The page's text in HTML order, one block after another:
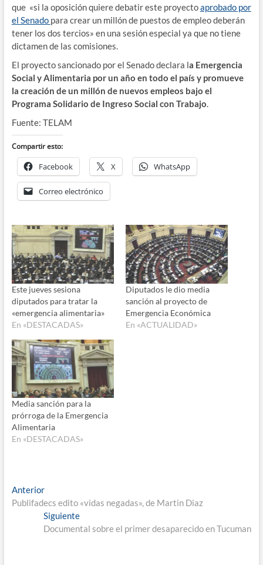
que «si la oposición quiere debatir este proyectoaprobado por
el Senado para crear un millón de puestos de empleo deberán
tener los dos tercios» en una sesión especial ya que no tiene
dictamen de las comisiones.
El proyecto sancionado por el Senado declara la Emergencia
Social y Alimentaria por un año en todo el país y promueve
la creación de un millón de nuevos empleos bajo el
Programa Solidario de Ingreso Social con Trabajo.
Fuente: TELAM
Compartir esto:
Facebook X WhatsApp
Correo electrónico
Este jueves sesiona
diputados para tratar la
«emergencia alimentaria»
En «DESTACADAS»
Diputados le dio media
sanción al proyecto de
Emergencia Económica
En «ACTUALIDAD»
Media sanción para la
prórroga de la Emergencia
Alimentaria
En «DESTACADAS»
Navegación
de
entradas
AnteriorEntrada
anterior:
Publifadecs edito «vidas negadas», de Martin Diaz
SiguienteEntrada
siguiente:
Documental sobre el primer desaparecido en Tucuman